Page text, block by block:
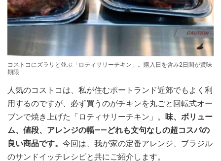
コストコにズラリと並ぶ「ロティサリーチキン」。購入日を含み2日間が賞味
期限
人気のコストコは、私が住むポートランド近郊でもよく利
用するのですが、必ず買うのがチキンを丸ごと回転式オー
ブンで焼き上げた「ロティサリーチキン」。 味、ボリュー
ム、値段、アレンジの幅――どれも文句なしの超コスパの
良い商品です。 今回は、我が家の定番アレンジ、ブラジル
のサンドイッチレシピと共にご紹介します。